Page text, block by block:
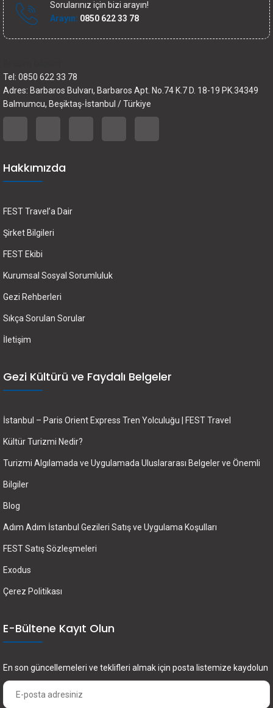
Sorularınız için bizi arayın!
Arayın: 0850 622 33 78
Tel: 0850 622 33 78
Adres: Barbaros Bulvarı, Barbaros Apt. No.74 K.7 D. 18-19 PK.34349
Balmumcu, Beşiktaş-İstanbul / Türkiye
Hakkımızda
FEST Travel’a Dair
Şirket Bilgileri
FEST Ekibi
Kurumsal Sosyal Sorumluluk
Gezi Rehberleri
Sıkça Sorulan Sorular
İletişim
Gezi Kültürü ve Faydalı Belgeler
İstanbul – Paris Orient Express Tren Yolculuğu | FEST Travel
Kültür Turizmi Nedir?
Turizmi Algılamada ve Uygulamada Uluslararası Belgeler ve Önemli
Bilgiler
Blog
Adım Adım İstanbul Gezileri Satış ve Uygulama Koşulları
FEST Satış Sözleşmeleri
Exodus
Çerez Politikası
E-Bültene Kayıt Olun
En son güncellemeleri ve teklifleri almak için posta listemize kaydolun